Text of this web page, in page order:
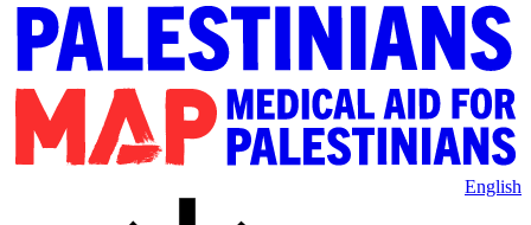
English